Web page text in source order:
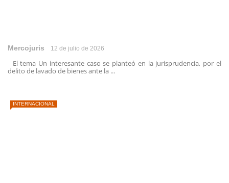
Mercojuris 12 de julio de 2026
El tema Un interesante caso se planteó en la jurisprudencia, por el
delito de lavado de bienes ante la ...
INTERNACIONAL